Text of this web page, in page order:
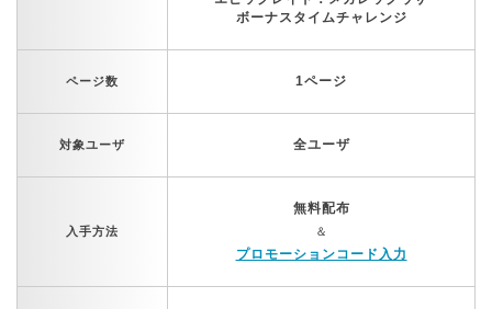
ボーナスタイムチャレンジ
ページ数 1ページ
対象ユーザ 全ユーザ
入手方法
無料配布
＆
プロモーションコード入力